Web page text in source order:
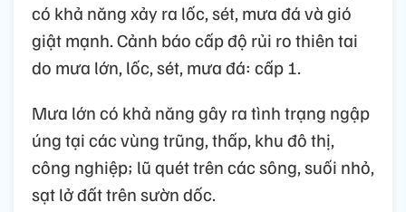
có khả năng xảy ra lốc, sét, mưa đá và gió
giật mạnh. Cảnh báo cấp độ rủi ro thiên tai
do mưa lớn, lốc, sét, mưa đá: cấp 1.
Mưa lớn có khả năng gây ra tình trạng ngập
úng tại các vùng trũng, thấp, khu đô thị,
công nghiệp; lũ quét trên các sông, suối nhỏ,
sạt lở đất trên sườn dốc.